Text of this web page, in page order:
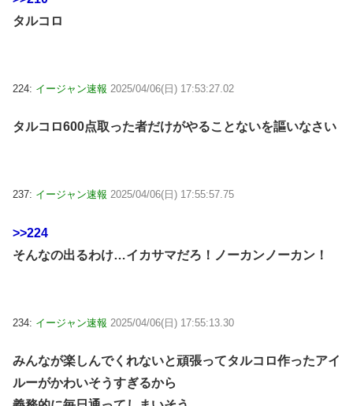
タルコロ
224: イージャン速報 2025/04/06(日) 17:53:27.02
タルコロ600点取った者だけがやることないを謳いなさい
237: イージャン速報 2025/04/06(日) 17:55:57.75
>>224
そんなの出るわけ…イカサマだろ！ノーカンノーカン！
234: イージャン速報 2025/04/06(日) 17:55:13.30
みんなが楽しんでくれないと頑張ってタルコロ作ったアイ
ルーがかわいそうすぎるから